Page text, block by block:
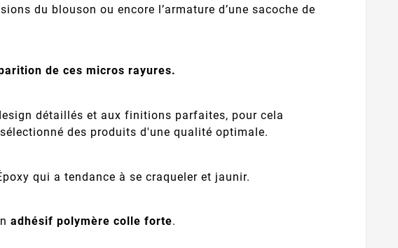
du blouson ou encore l’armature d’une sacoche de
de ces micros rayures.
détaillés et aux finitions parfaites, pour cela
des produits d'une qualité optimale.
qui a tendance à se craqueler et jaunir.
adhésif polymère colle forte.